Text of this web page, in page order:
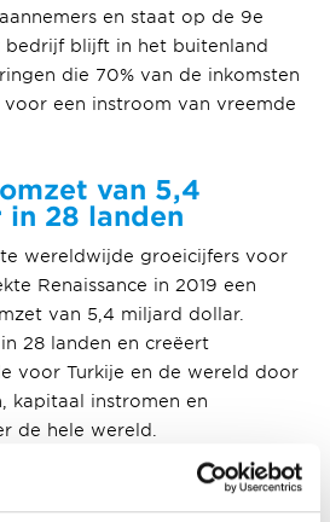
en staat op de 9e
bedrijf blijft in het buitenland
die 70% van de inkomsten
een instroom van vreemde
van 5,4
28 landen
wereldwijde groeicijfers voor
Renaissance in 2019 een
van 5,4 miljard dollar.
28 landen en creëert
voor Turkije en de wereld door
kapitaal instromen en
de hele wereld.
in 1993, fungeert als
van bouw, onroerend